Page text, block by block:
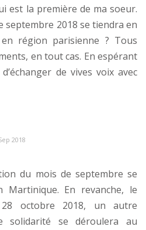
est la première de ma soeur.
septembre 2018 se tiendra en
région parisienne ? Tous
en tout cas. En espérant
de vives voix avec
2018
du mois de septembre se
Martinique. En revanche, le
28 octobre 2018, un autre
solidarité se déroulera au